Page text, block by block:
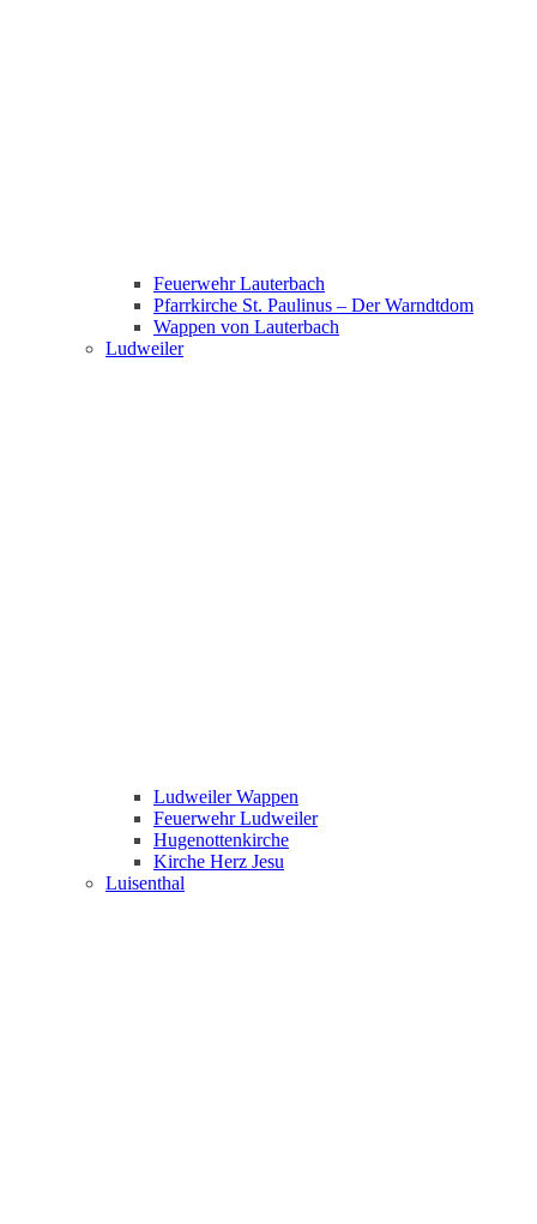
Feuerwehr Lauterbach
Pfarrkirche St. Paulinus – Der Warndtdom
Wappen von Lauterbach
Ludweiler
Ludweiler Wappen
Feuerwehr Ludweiler
Hugenottenkirche
Kirche Herz Jesu
Luisenthal